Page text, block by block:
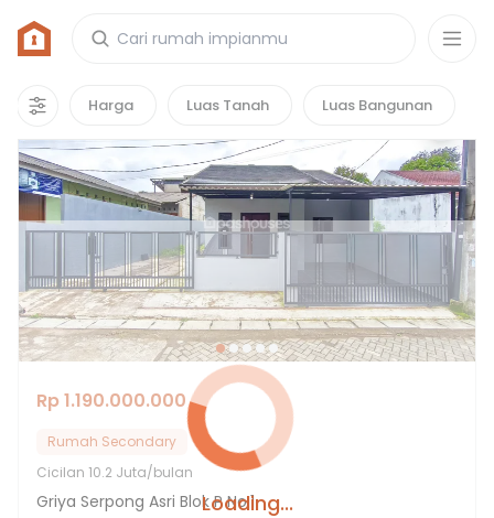
Harga Luas Tanah Luas Bangunan
Loading...
Rumah di Griya Serpong Asri
16properti
Hot Deals
Rp 1.190.000.000
Rumah Secondary
Cicilan 10.2 Juta/bulan
Griya Serpong Asri Blok P No.1